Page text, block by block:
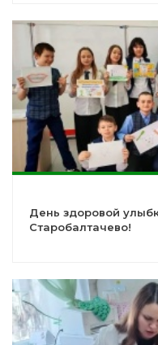
День здоровой
Старобалтачево!